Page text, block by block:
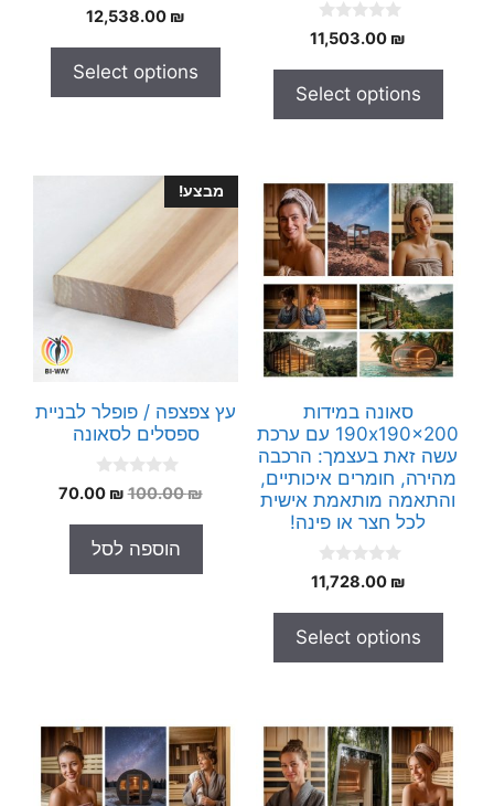
0
o
o
11,503.00 ₪
Select options
0
o
o
12,538.00 ₪
Select options
סאונה במידות
190x190x200 עם ערכת
עשה זאת בעצמך: הרכבה
מהירה, חומרים איכותיים,
והתאמה מותאמת אישית
לכל חצר או פינה!
0
o
o
5
11,728.00 ₪
Select options
מבצע!
עץ צפצפה / פופלר לבניית
ספסלים לסאונה
0
o
o
5
100.00₪
המחיר
היה:
100.00 ₪.
70.00 ₪
המחיר
הוספה לסל